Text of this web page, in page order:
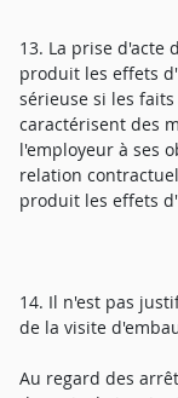
13. La prise
produit les effets
sérieuse si les
caractérisent des
l'employeur à ses
relation
produit les effets
14. Il n'est pas
de la visite
Au regard des